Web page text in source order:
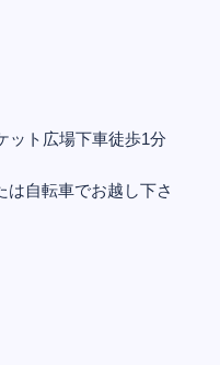
ト広場下車徒歩1分
は自転車でお越し下さ